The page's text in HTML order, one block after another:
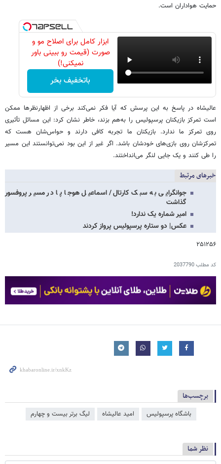
حمایت هواداران است.
ابزار کامل برای اصلاح مو و
صورت (قیمت رو ببینی باور
نمیکنی!)
باتخفیف بخر
عالیشاه در پاسخ به این پرسش که آیا فکر نمی‌کند برخی از اظهارنظرها ممکن
است تمرکز بازیکنان پرسپولیس را به‌هم بزند، خاطر نشان کرد: این مسائل تأثیری
روی تمرکز ما ندارد. بازیکنان ما تجربه کافی دارند و حواس‌شان هست که
تمرکزشان روی بازی‌های خودشان باشد. اگر غیر از این بود نمی‌توانستند این مسیر
را طی کنند و یک جایی لنگر می‌انداختند.
خبرهای مرتبط
جوانگرایی به سبک کارتال/ اسماعیل هوجا پا در مسیر پروفسور
گذاشت
امیر شماره یک ندارد!
عکس| دو ستاره پرسپولیس پرواز کردند
۲۵۱۲۵۶
کد مطلب2037790
برچسب‌ها
باشگاه پرسپولیس امید عالیشاه لیگ برتر بیست و چهارم
نظر شما